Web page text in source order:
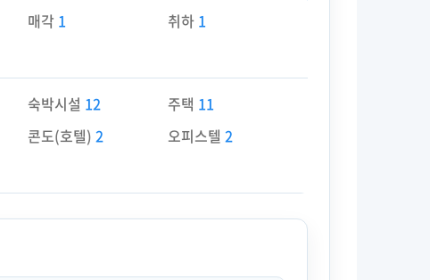
매각 1 취하 1
숙박시설 12 주택 11
콘도(호텔) 2 오피스텔 2